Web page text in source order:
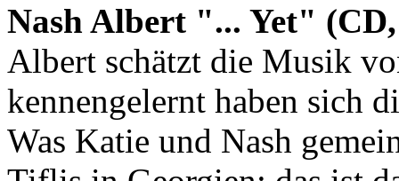
Nash Albert "... Yet"
Albert schätzt die Musik
kennengelernt haben sich
Was Katie und Nash